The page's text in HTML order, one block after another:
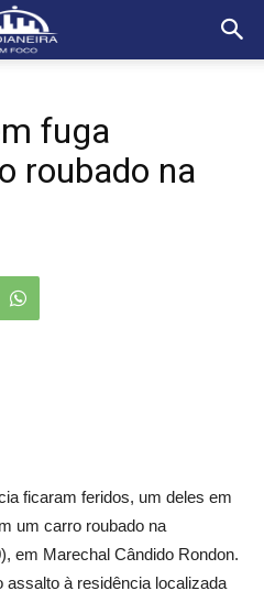
fuga
roubado na
ficaram feridos, um deles em
um carro roubado na
em Marechal Cândido Rondon.
assalto à residência localizada